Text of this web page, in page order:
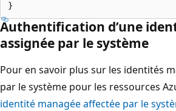
Authentification d’une
assignée par le système
Pour en savoir plus sur les identités
par le système pour les ressources
identité managée affectée par le